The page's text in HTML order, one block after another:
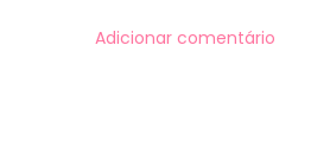
Adicionar comentário